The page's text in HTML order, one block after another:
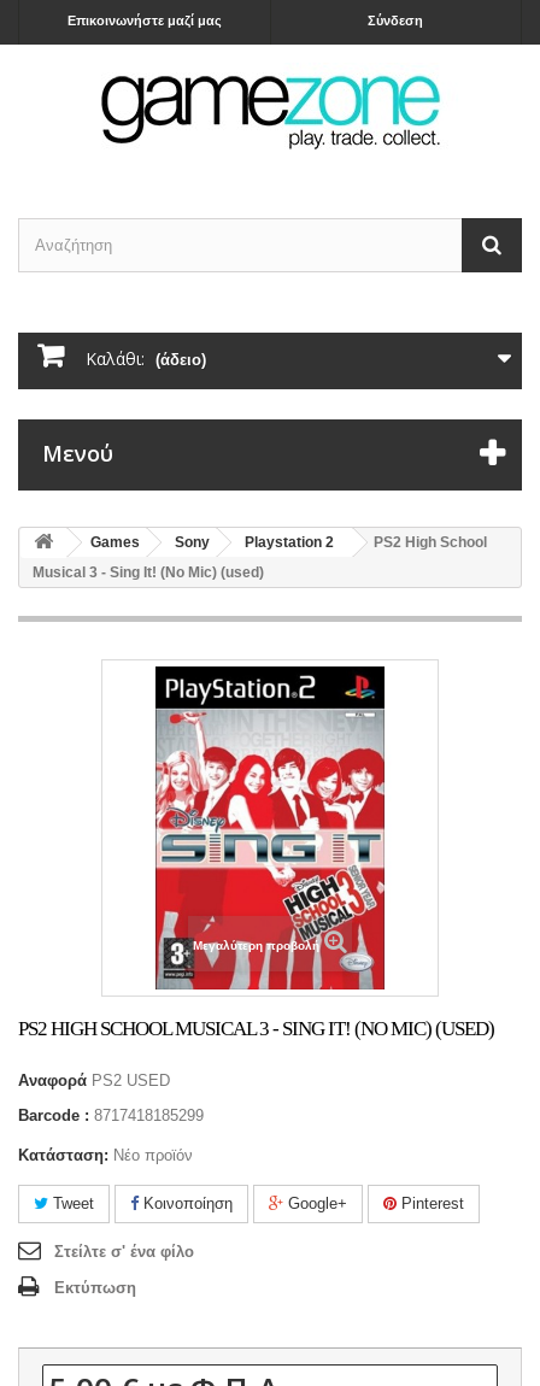
Σύνδεση
Επικοινωνήστε μαζί μας
Καλάθι: (άδειο)
Μενού
Games Sony Playstation 2
PS2 High School
Musical 3 - Sing It! (No Mic) (used)
Μεγαλύτερη προβολή
PS2 HIGH SCHOOL MUSICAL 3 - SING IT! (NO MIC) (USED)
Αναφορά PS2 USED
Barcode : 8717418185299
Κατάσταση: Νέο προϊόν
Tweet Κοινοποίηση Google+ Pinterest
Στείλτε σ' ένα φίλο
Εκτύπωση